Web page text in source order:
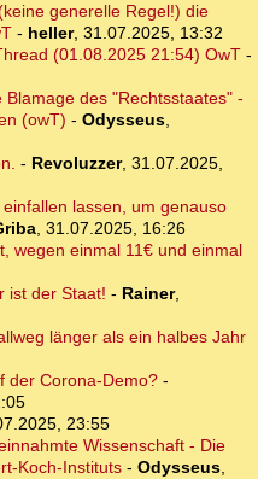
generelle Regel!) die
- heller, 31.07.2025, 13:32
(01.08.2025 21:54) OwT-
des "Rechtsstaates" -
(owT) - Odysseus,
- Revoluzzer, 31.07.2025,
lassen, um genauso
, 31.07.2025, 16:26
wegen einmal 11€ und einmal
ist der Staat! - Rainer,
länger als ein halbes Jahr
der Corona-Demo?-
23:55
Wissenschaft - Die
Koch-Instituts - Odysseus,